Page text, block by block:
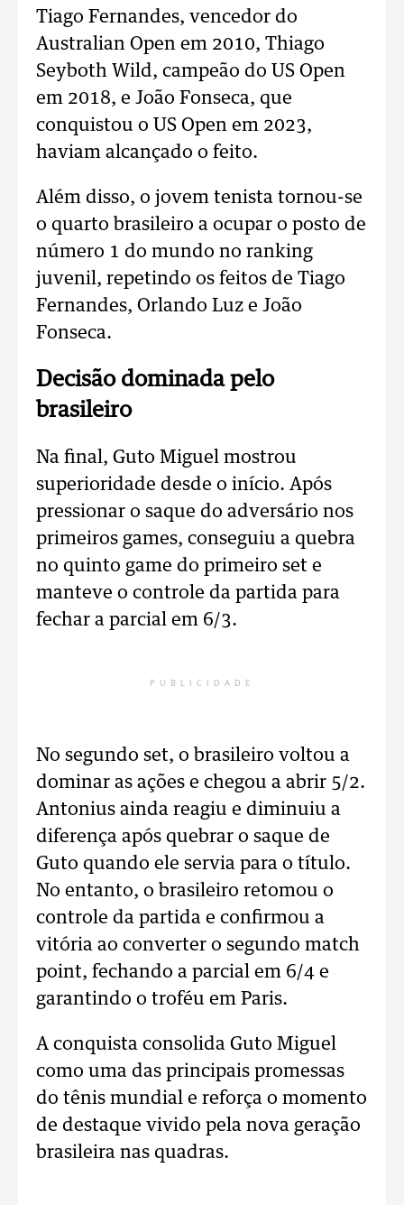
Tiago Fernandes, vencedor do
Australian Open em 2010, Thiago
Seyboth Wild, campeão do US Open
em 2018, e João Fonseca, que
conquistou o US Open em 2023,
haviam alcançado o feito.
Além disso, o jovem tenista tornou-se
o quarto brasileiro a ocupar o posto de
número 1 do mundo no ranking
juvenil, repetindo os feitos de Tiago
Fernandes, Orlando Luz e João
Fonseca.
Decisão dominada pelo
brasileiro
Na final, Guto Miguel mostrou
superioridade desde o início. Após
pressionar o saque do adversário nos
primeiros games, conseguiu a quebra
no quinto game do primeiro set e
manteve o controle da partida para
fechar a parcial em 6/3.
PUBLICIDADE
No segundo set, o brasileiro voltou a
dominar as ações e chegou a abrir 5/2.
Antonius ainda reagiu e diminuiu a
diferença após quebrar o saque de
Guto quando ele servia para o título.
No entanto, o brasileiro retomou o
controle da partida e confirmou a
vitória ao converter o segundo match
point, fechando a parcial em 6/4 e
garantindo o troféu em Paris.
A conquista consolida Guto Miguel
como uma das principais promessas
do tênis mundial e reforça o momento
de destaque vivido pela nova geração
brasileira nas quadras.